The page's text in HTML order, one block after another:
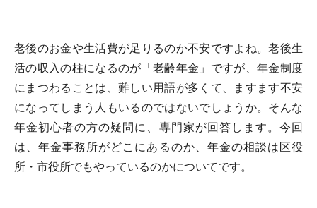
老後のお金や生活費が足りるのか不安ですよね。老後生
活の収入の柱になるのが「老齢年金」ですが、年金制度
にまつわることは、難しい用語が多くて、ますます不安
になってしまう人もいるのではないでしょうか。そんな
年金初心者の方の疑問に、専門家が回答します。今回
は、年金事務所がどこにあるのか、年金の相談は区役
所・市役所でもやっているのかについてです。